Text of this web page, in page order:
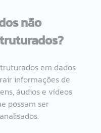
não
em dados
informações de
áudios e vídeos
possam ser